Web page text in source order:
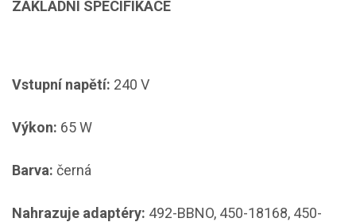
ZÁKLADNÍ SPECIFIKACE
Vstupní napětí: 240 V
Výkon: 65 W
Barva: černá
Nahrazuje adaptéry: 492-BBNO, 450-18168, 450-